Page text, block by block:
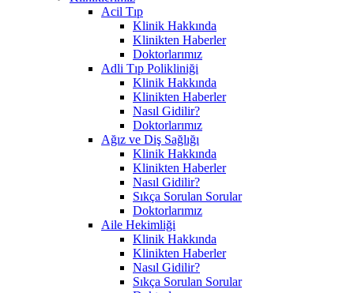
Acil Tıp
Klinik Hakkında
Klinikten Haberler
Doktorlarımız
Adli Tıp Polikliniği
Klinik Hakkında
Klinikten Haberler
Nasıl Gidilir?
Doktorlarımız
Ağız ve Diş Sağlığı
Klinik Hakkında
Klinikten Haberler
Nasıl Gidilir?
Sıkça Sorulan Sorular
Doktorlarımız
Aile Hekimliği
Klinik Hakkında
Klinikten Haberler
Nasıl Gidilir?
Sıkça Sorulan Sorular